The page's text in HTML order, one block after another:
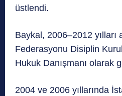
üstlendi.
Baykal, 2006–2012 yılları
Federasyonu Disiplin
Hukuk Danışmanı olarak
2004 ve 2006 yıllarında